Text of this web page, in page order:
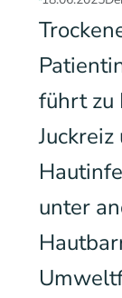
führt zu
unter